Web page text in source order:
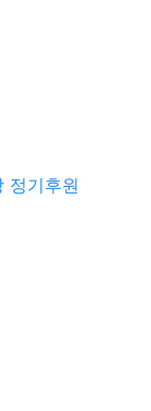
정기후원